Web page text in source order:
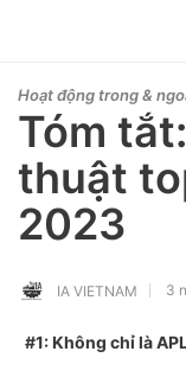
Hoạt động trong &
Tóm
thuật
2023
IA VIETNAM 3
#1: Không chỉ là